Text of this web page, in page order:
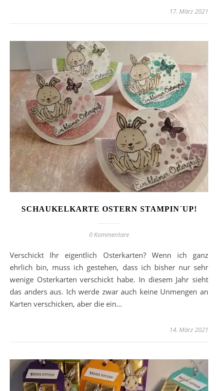
17. März 2021
SCHAUKELKARTE OSTERN STAMPIN´UP!
0 Kommentare
Verschickt Ihr eigentlich Osterkarten? Wenn ich ganz
ehrlich bin, muss ich gestehen, dass ich bisher nur sehr
wenige Osterkarten verschickt habe. In diesem Jahr sieht
das anders aus. Ich werde zwar auch keine Unmengen an
Karten verschicken, aber die ein…
14. März 2021